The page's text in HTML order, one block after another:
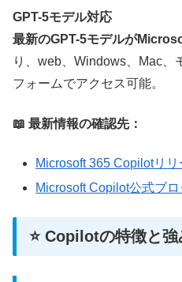
GPT-5モデル対応
最新のGPT-5モデルが
り、web、Windows、Mac、
フォームでアクセス可能。
📖 最新情報の確認先：
Microsoft 365 Copilotリリ
Microsoft Copilot公式ブロ
⭐ Copilotの特徴と強